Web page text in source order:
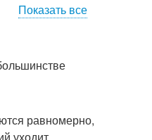
Показать все
равномерно,